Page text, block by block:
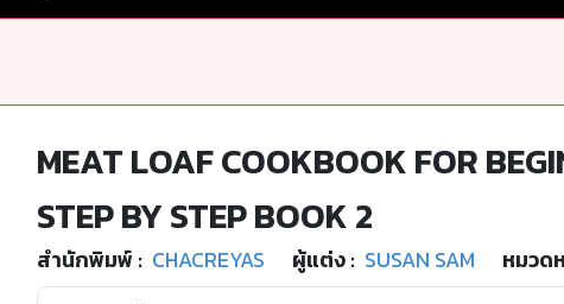
MEAT LOAF COOKBOOK FOR
STEP BY STEP BOOK 2
สำนักพิมพ์ : CHACREYAS ผู้แต่ง : SUSAN SAM หมวด